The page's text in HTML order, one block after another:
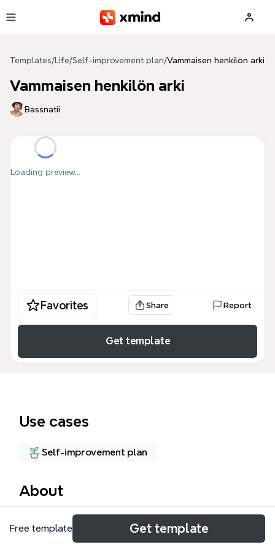
Templates/ Life/Self-improvement plan/Vammaisen henkilön arki
Vammaisen henkilön arki
Bassnatii
Loading preview...
Favorites Share Report
Get template
Use cases
Self-improvement plan
About
Vammaisen henkilön arki -mindmap-kartta kattaa 67
solmua ja 10 päähaaraa, jotka käsittelevät
Free template Get template